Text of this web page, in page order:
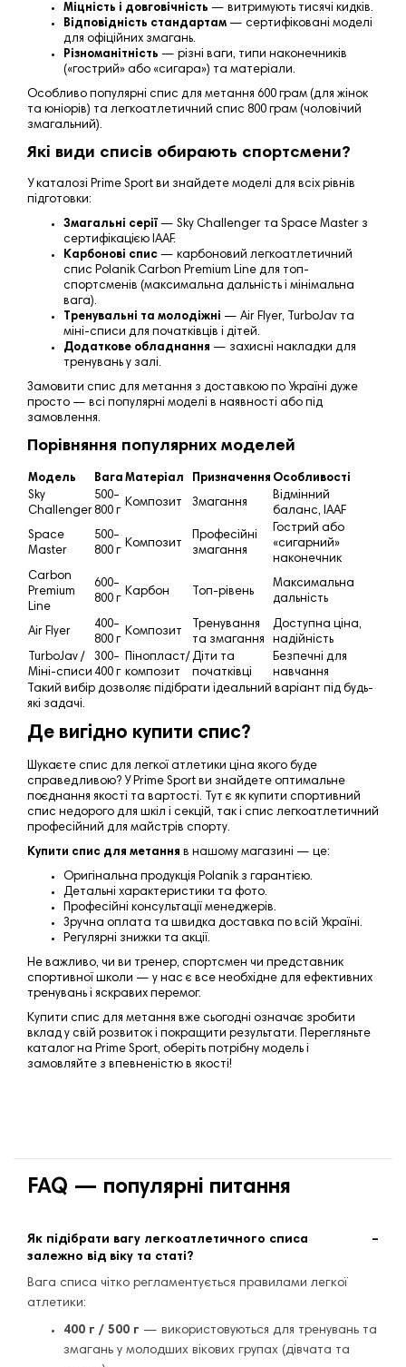
Міцність і довговічність — витримують тисячі кидків.
Відповідність стандартам — сертифіковані моделі
для офіційних змагань.
Різноманітність — різні ваги, типи наконечників
(«гострий» або «сигара») та матеріали.
Особливо популярні спис для метання 600 грам (для жінок
та юніорів) та легкоатлетичний спис 800 грам (чоловічий
змагальний).
Які види списів обирають спортсмени?
У каталозі Prime Sport ви знайдете моделі для всіх рівнів
підготовки:
Змагальні серії — Sky Challenger та Space Master з
сертифікацією IAAF.
Карбонові спис — карбоновий легкоатлетичний
спис Polanik Carbon Premium Line для топ-
спортсменів (максимальна дальність і мінімальна
вага).
Тренувальні та молодіжні — Air Flyer, TurboJav та
міні-списи для початківців і дітей.
Додаткове обладнання — захисні накладки для
тренувань у залі.
Замовити спис для метання з доставкою по Україні дуже
просто — всі популярні моделі в наявності або під
замовлення.
Порівняння популярних моделей
Модель Вага Матеріал Призначення Особливості
Sky
Challenger
500–
800 г
Композит Змагання
Відмінний
баланс, IAAF
Space
Master
500–
800 г
Композит
Професійні
змагання
Гострий або
«сигарний»
наконечник
Carbon
Premium
Line
600–
800 г
Карбон Топ-рівень
Максимальна
дальність
Air Flyer
400–
800 г
Композит
Тренування
та змагання
Доступна ціна,
надійність
TurboJav /
Міні-списи
300–
400 г
Пінопласт/
композит
Діти та
початківці
Безпечні для
навчання
Такий вибір дозволяє підібрати ідеальний варіант під будь-
які задачі.
Де вигідно купити спис?
Шукаєте спис для легкої атлетики ціна якого буде
справедливою? У Prime Sport ви знайдете оптимальне
поєднання якості та вартості. Тут є як купити спортивний
спис недорого для шкіл і секцій, так і спис легкоатлетичний
професійний для майстрів спорту.
Купити спис для метання в нашому магазині — це:
Оригінальна продукція Polanik з гарантією.
Детальні характеристики та фото.
Професійні консультації менеджерів.
Зручна оплата та швидка доставка по всій Україні.
Регулярні знижки та акції.
Не важливо, чи ви тренер, спортсмен чи представник
спортивної школи — у нас є все необхідне для ефективних
тренувань і яскравих перемог.
Купити спис для метання вже сьогодні означає зробити
вклад у свій розвиток і покращити результати. Перегляньте
каталог на Prime Sport, оберіть потрібну модель і
замовляйте з впевненістю в якості!
FAQ — популярні питання
Як підібрати вагу легкоатлетичного списа
залежно від віку та статі?
Вага списа чітко регламентується правилами легкої
атлетики:
400 г / 500 г — використовуються для тренувань та
змагань у молодших вікових групах (дівчата та